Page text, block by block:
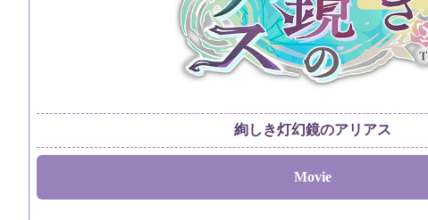
絢しき灯幻鏡のアリアス
Movie